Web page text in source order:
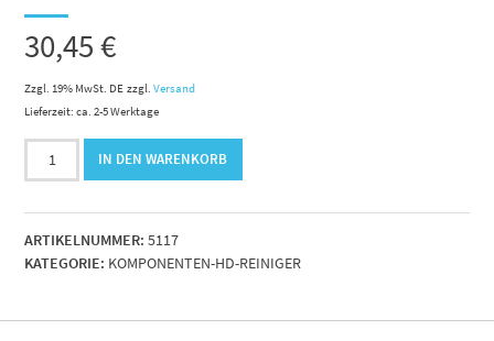
30,45€
Zzgl. 19% MwSt. DE zzgl.Versand
Lieferzeit: ca. 2-5 Werktage
Filtergehäuse
ohne
Filtereinsatz
188mm
IN DEN WARENKORB
ARTIKELNUMMER: 5117
KATEGORIE: KOMPONENTEN-HD-REINIGER